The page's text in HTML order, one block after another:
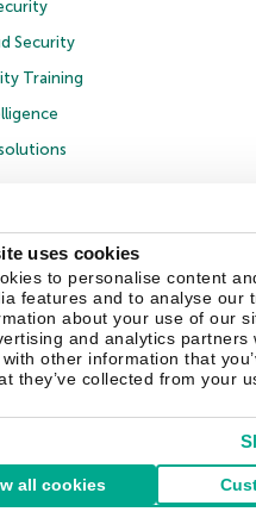
uses cookies
to personalise content
features and to analyse our
about your use of our
and analytics partners
other information that
they’ve collected from your
all cookies
Security
Training
entreprises
Cookies
À propos Partenaires Blog
Personal Blog Encyclopédie de
& Suisse